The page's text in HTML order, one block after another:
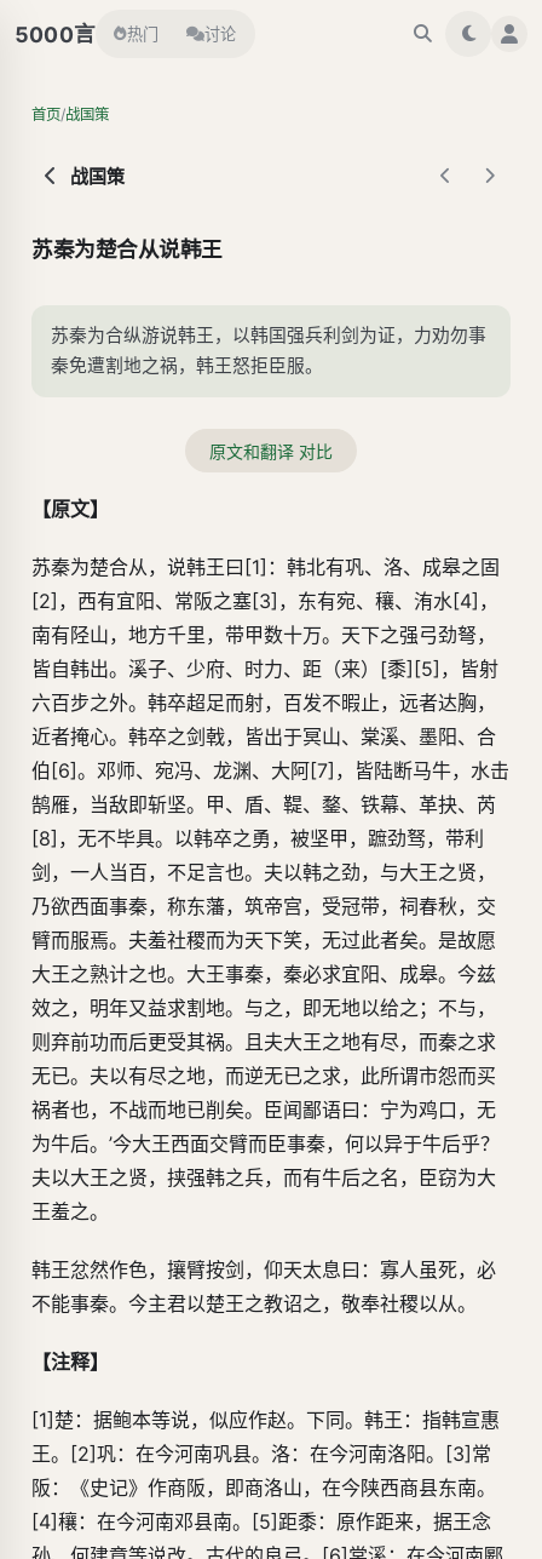
5000言 热门 讨论
首页/战国策
战国策
苏秦为楚合从说韩王
苏秦为合纵游说韩王，以韩国强兵利剑为证，力劝勿事
秦免遭割地之祸，韩王怒拒臣服。
原文和翻译 对比
【原文】
苏秦为楚合从，说韩王曰[1]：韩北有巩、洛、成皋之固
[2]，西有宜阳、常阪之塞[3]，东有宛、穰、洧水[4]，
南有陉山，地方千里，带甲数十万。天下之强弓劲弩，
皆自韩出。溪子、少府、时力、距（来）[黍][5]，皆射
六百步之外。韩卒超足而射，百发不暇止，远者达胸，
近者掩心。韩卒之剑戟，皆出于冥山、棠溪、墨阳、合
伯[6]。邓师、宛冯、龙渊、大阿[7]，皆陆断马牛，水击
鹄雁，当敌即斩坚。甲、盾、鞮、鍪、铁幕、革抉、芮
[8]，无不毕具。以韩卒之勇，被坚甲，蹠劲驽，带利
剑，一人当百，不足言也。夫以韩之劲，与大王之贤，
乃欲西面事秦，称东藩，筑帝宫，受冠带，祠春秋，交
臂而服焉。夫羞社稷而为天下笑，无过此者矣。是故愿
大王之熟计之也。大王事秦，秦必求宜阳、成皋。今兹
效之，明年又益求割地。与之，即无地以给之；不与，
则弃前功而后更受其祸。且夫大王之地有尽，而秦之求
无已。夫以有尽之地，而逆无已之求，此所谓市怨而买
祸者也，不战而地已削矣。臣闻鄙语曰：宁为鸡口，无
为牛后。’今大王西面交臂而臣事秦，何以异于牛后乎？
夫以大王之贤，挟强韩之兵，而有牛后之名，臣窃为大
王羞之。
韩王忿然作色，攘臂按剑，仰天太息曰：寡人虽死，必
不能事秦。今主君以楚王之教诏之，敬奉社稷以从。
【注释】
[1]楚：据鲍本等说，似应作赵。下同。韩王：指韩宣惠
王。[2]巩：在今河南巩县。洛：在今河南洛阳。[3]常
阪：《史记》作商阪，即商洛山，在今陕西商县东南。
[4]穰：在今河南邓县南。[5]距黍：原作距来，据王念